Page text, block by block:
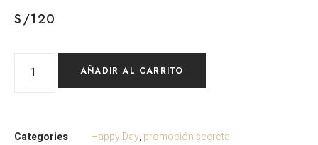
S/120
AÑADIR AL CARRITO
Categories Happy Day, promoción secreta